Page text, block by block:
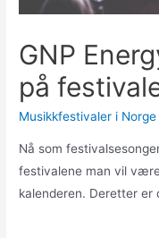
GNP
på
Musikkfestivaler i Norge
Nå som
festivalene man vil
kalenderen. Deretter er